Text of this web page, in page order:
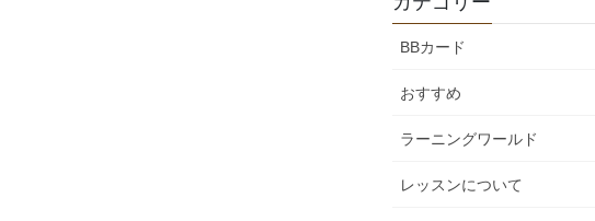
BBカード
おすすめ
ラーニングワールド
レッスンについて